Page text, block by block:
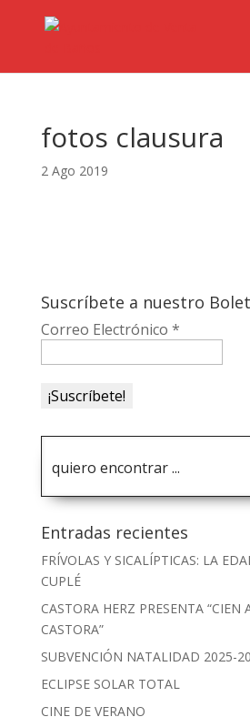
fotos clausura
2 Ago 2019
Suscríbete a nuestro
Correo Electrónico *
Entradas recientes
FRÍVOLAS Y SICALÍPTICAS: LA
CUPLÉ
CASTORA HERZ PRESENTA “CIEN
CASTORA”
SUBVENCIÓN NATALIDAD 2025-
ECLIPSE SOLAR TOTAL
CINE DE VERANO